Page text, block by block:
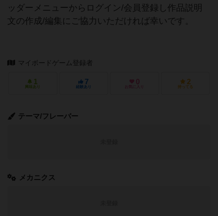
ッダーメニューからログイン/会員登録し作品説明
文の作成/編集にご協力いただければ幸いです。
マイボードゲーム登録者
1
興味あり
7
経験あり
0
お気に入り
2
持ってる
テーマ/フレーバー
メカニクス